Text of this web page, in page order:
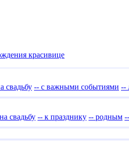
красивице
свадьбу -- с важными событиями --
свадьбу -- к празднику -- родным